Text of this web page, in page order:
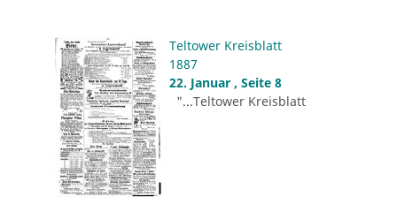
Teltower Kreisblatt
1887
22. Januar , Seite 8
"...Teltower Kreisblatt